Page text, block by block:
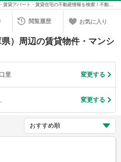
加古川市尾上町口里（兵庫県）の賃貸マンション・賃貸アパート・賃貸住宅の不動産情報を検索！不動産賃貸の物件探しは、お部屋探しのエイブル
閲覧履歴 お気に入り
）周辺の賃貸物件・マンシ
里 変更する
変更する